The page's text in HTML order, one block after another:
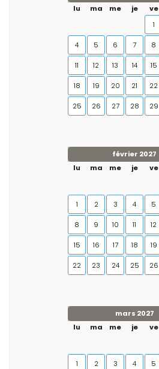
lu
ma me je ve
1
4 5 6 7 8
11 12 13 14 15
18 19 20 21 22
25 26 27 28 29
février 2027
lu
ma me je ve
1 2 3 4 5
8 9 10 11 12
15 16 17 18 19
22 23 24 25 26
mars 2027
lu
ma me je ve
1 2 3 4 5